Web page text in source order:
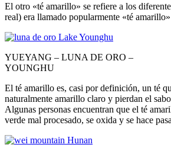
El otro «té amarillo» se refiere a los
real) era llamado popularmente «té
YUEYANG – LUNA DE ORO –
YOUNGHU
El té amarillo es, casi por definición, un té
naturalmente amarillo claro y pierdan el
Algunas personas encuentran que el té
verde mal procesado, se oxida y se hace